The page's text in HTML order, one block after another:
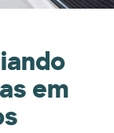
em